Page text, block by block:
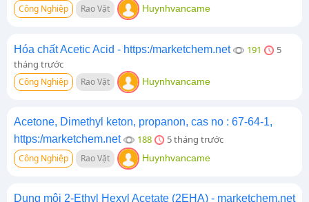
Công Nghiệp Rao Vặt Huynhvancame
Hóa chất Acetic Acid - https:/marketchem.net 191
5
tháng trước
Công Nghiệp Rao Vặt Huynhvancame
Acetone, Dimethyl keton, propanon, cas no : 67-64-1,
https:/marketchem.net
188 5 tháng trước
Công Nghiệp Rao Vặt Huynhvancame
Dung môi 2-Ethyl Hexyl Acetate (2EHA) - marketchem.net